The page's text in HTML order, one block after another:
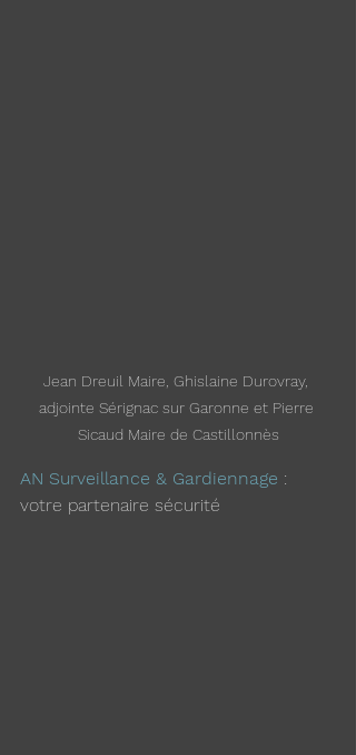
Jean Dreuil Maire, Ghislaine Durovray,
adjointe Sérignac sur Garonne et Pierre
Sicaud Maire de Castillonnès
AN Surveillance & Gardiennage :
votre partenaire sécurité